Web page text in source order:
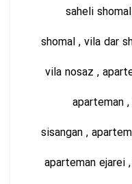
saheli
shomal , vila dar
vila nosaz ,
aparteman
sisangan ,
aparteman ejarei